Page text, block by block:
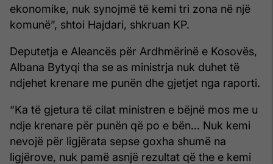
ekonomike, nuk synojmë të kemi tri zona në një
komunë”, shtoi Hajdari, shkruan KP.
Deputetja e Aleancës për Ardhmërinë e Kosovës,
Albana Bytyqi tha se as ministrja nuk duhet të
ndjehet krenare me punën dhe gjetjet nga raporti.
“Ka të gjetura të cilat ministren e bëjnë mos me u
ndje krenare për punën që po e bën... Nuk kemi
nevojë për ligjërata sepse goxha shumë na
ligjërove, nuk pamë asnjë rezultat që the e kemi